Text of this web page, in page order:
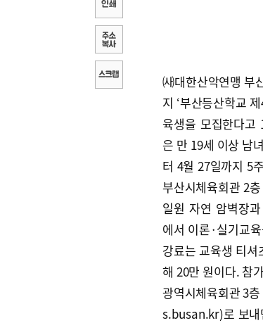
㈔대한산악연맹 부
지 ‘부산등산학교
육생을 모집한다고
은 만 19세 이상 남
터 4월 27일까지 5
부산시체육회관 2
일원 자연 암벽장
에서 이론·실기교
강료는 교육생 티
해 20만 원이다. 참
광역시체육회관 3
s.busan.kr)로 보